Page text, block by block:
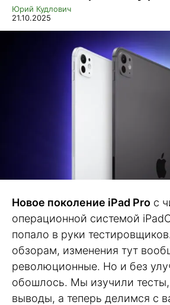
Юрий Кудлович
21.10.2025
Новое поколение iPad Pro с
операционной системой
попало в руки
обзорам, изменения тут
революционные. Но и без
обошлось. Мы изучили
выводы, а теперь делимся с